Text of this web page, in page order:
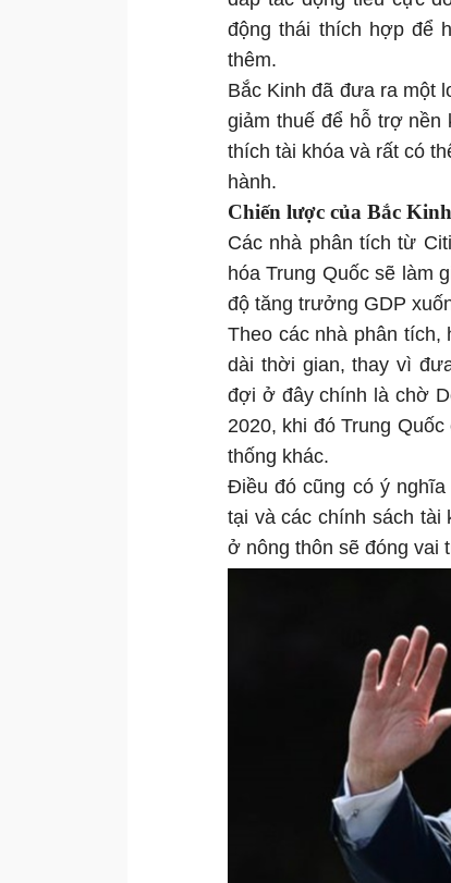
động thái thích hợp để
thêm.
Bắc Kinh đã đưa ra một
giảm thuế để hỗ trợ nền
thích tài khóa và rất có
hành.
Chiến lược của Bắc
Các nhà phân tích từ
hóa Trung Quốc sẽ làm
độ tăng trưởng GDP
Theo các nhà phân
dài thời gian, thay vì
đợi ở đây chính là chờ
2020, khi đó Trung
thống khác.
Điều đó cũng có ý
tại và các chính sách tài
ở nông thôn sẽ đóng vai